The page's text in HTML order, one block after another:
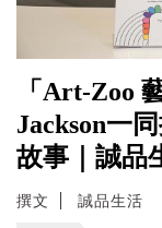
「Art-Zoo
Jackson一
故事｜誠品
撰文 誠品生活